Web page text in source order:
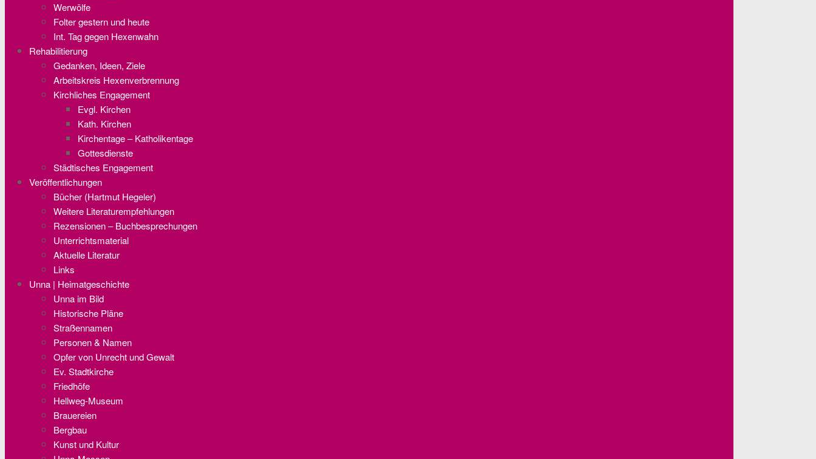
Werwölfe
Folter gestern und heute
Int. Tag gegen Hexenwahn
Rehabilitierung
Gedanken, Ideen, Ziele
Arbeitskreis Hexenverbrennung
Kirchliches Engagement
Evgl. Kirchen
Kath. Kirchen
Kirchentage – Katholikentage
Gottesdienste
Städtisches Engagement
Veröffentlichungen
Bücher (Hartmut Hegeler)
Weitere Literaturempfehlungen
Rezensionen – Buchbesprechungen
Unterrichtsmaterial
Aktuelle Literatur
Links
Unna | Heimatgeschichte
Unna im Bild
Historische Pläne
Straßennamen
Personen & Namen
Opfer von Unrecht und Gewalt
Ev. Stadtkirche
Friedhöfe
Hellweg-Museum
Brauereien
Bergbau
Kunst und Kultur